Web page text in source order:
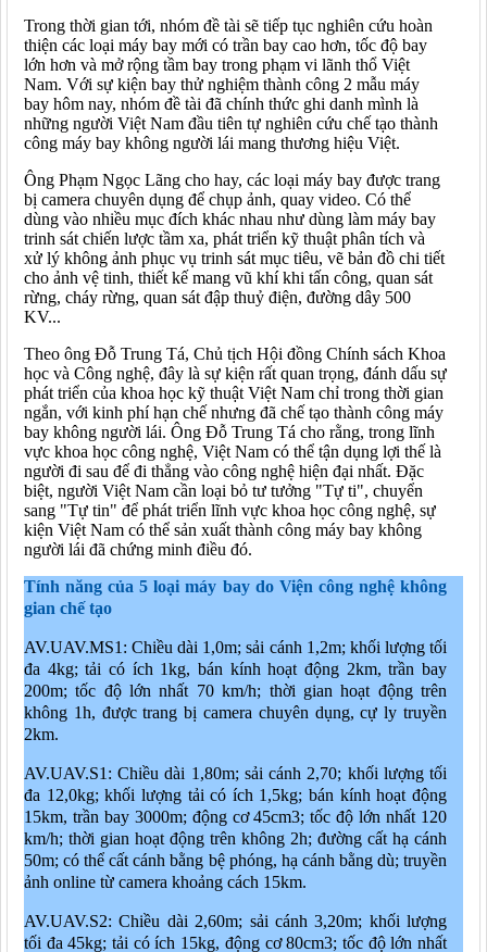
Trong thời gian tới, nhóm đề tài sẽ tiếp tục nghiên cứu hoàn
thiện các loại máy bay mới có trần bay cao hơn, tốc độ bay
lớn hơn và mở rộng tầm bay trong phạm vi lãnh thổ Việt
Nam. Với sự kiện bay thử nghiệm thành công 2 mẫu máy
bay hôm nay, nhóm đề tài đã chính thức ghi danh mình là
những người Việt Nam đầu tiên tự nghiên cứu chế tạo thành
công máy bay không người lái mang thương hiệu Việt.
Ông Phạm Ngọc Lãng cho hay, các loại máy bay được trang
bị camera chuyên dụng để chụp ảnh, quay video. Có thể
dùng vào nhiều mục đích khác nhau như dùng làm máy bay
trinh sát chiến lược tầm xa, phát triển kỹ thuật phân tích và
xử lý không ảnh phục vụ trinh sát mục tiêu, vẽ bản đồ chi tiết
cho ảnh vệ tinh, thiết kế mang vũ khí khi tấn công, quan sát
rừng, cháy rừng, quan sát đập thuỷ điện, đường dây 500
KV...
Theo ông Đỗ Trung Tá, Chủ tịch Hội đồng Chính sách Khoa
học và Công nghệ, đây là sự kiện rất quan trọng, đánh dấu sự
phát triển của khoa học kỹ thuật Việt Nam chỉ trong thời gian
ngắn, với kinh phí hạn chế nhưng đã chế tạo thành công máy
bay không người lái. Ông Đỗ Trung Tá cho rằng, trong lĩnh
vực khoa học công nghệ, Việt Nam có thể tận dụng lợi thế là
người đi sau để đi thẳng vào công nghệ hiện đại nhất. Đặc
biệt, người Việt Nam cần loại bỏ tư tưởng "Tự ti", chuyển
sang "Tự tin" để phát triển lĩnh vực khoa học công nghệ, sự
kiện Việt Nam có thể sản xuất thành công máy bay không
người lái đã chứng minh điều đó.
Tính năng của 5 loại máy bay do Viện công nghệ không
gian chế tạo
AV.UAV.MS1: Chiều dài 1,0m; sải cánh 1,2m; khối lượng tối
đa 4kg; tải có ích 1kg, bán kính hoạt động 2km, trần bay
200m; tốc độ lớn nhất 70 km/h; thời gian hoạt động trên
không 1h, được trang bị camera chuyên dụng, cự ly truyền
2km.
AV.UAV.S1: Chiều dài 1,80m; sải cánh 2,70; khối lượng tối
đa 12,0kg; khối lượng tải có ích 1,5kg; bán kính hoạt động
15km, trần bay 3000m; động cơ 45cm3; tốc độ lớn nhất 120
km/h; thời gian hoạt động trên không 2h; đường cất hạ cánh
50m; có thể cất cánh bằng bệ phóng, hạ cánh bằng dù; truyền
ảnh online từ camera khoảng cách 15km.
AV.UAV.S2: Chiều dài 2,60m; sải cánh 3,20m; khối lượng
tối đa 45kg; tải có ích 15kg, động cơ 80cm3; tốc độ lớn nhất